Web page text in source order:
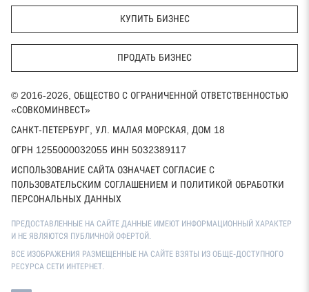
КУПИТЬ БИЗНЕС
ПРОДАТЬ БИЗНЕС
© 2016-2026, ОБЩЕСТВО С ОГРАНИЧЕННОЙ ОТВЕТСТВЕННОСТЬЮ
«СОВКОМИНВЕСТ»
САНКТ-ПЕТЕРБУРГ, УЛ. МАЛАЯ МОРСКАЯ, ДОМ 18
ОГРН 1255000032055 ИНН 5032389117
ИСПОЛЬЗОВАНИЕ САЙТА ОЗНАЧАЕТ СОГЛАСИЕ С
ПОЛЬЗОВАТЕЛЬСКИМ СОГЛАШЕНИЕМ И ПОЛИТИКОЙ ОБРАБОТКИ
ПЕРСОНАЛЬНЫХ ДАННЫХ
ПРЕДОСТАВЛЕННЫЕ НА САЙТЕ ДАННЫЕ ИМЕЮТ ИНФОРМАЦИОННЫЙ ХАРАКТЕР
И НЕ ЯВЛЯЮТСЯ ПУБЛИЧНОЙ ОФЕРТОЙ.
ВСЕ ИЗОБРАЖЕНИЯ РАЗМЕЩЕННЫЕ НА САЙТЕ ВЗЯТЫ ИЗ ОБЩЕ-ДОСТУПНОГО
РЕСУРСА СЕТИ ИНТЕРНЕТ.